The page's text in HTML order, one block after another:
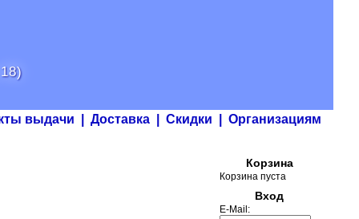
выдачи Доставка Скидки Организациям
Корзина
Корзина пуста
Вход
E-Mail: